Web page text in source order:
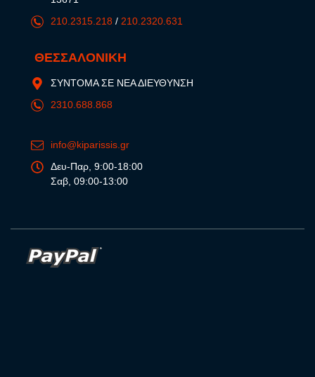
210.2315.218 / 210.2320.631
ΘΕΣΣΑΛΟΝΙΚΗ
ΣΥΝΤΟΜΑ ΣΕ ΝΕΑ ΔΙΕΥΘΥΝΣΗ
2310.688.868
info@kiparissis.gr
Δευ-Παρ, 9:00-18:00
Σαβ, 09:00-13:00